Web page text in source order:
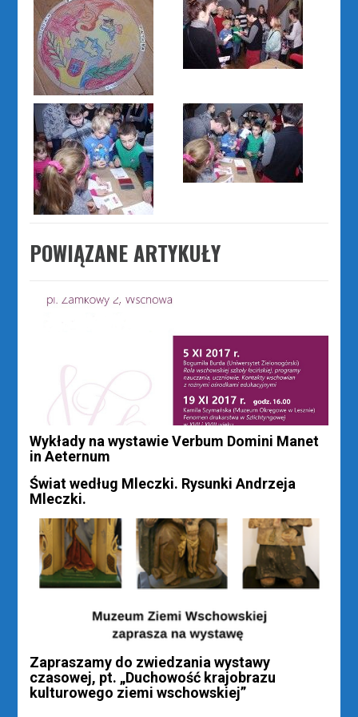
POWIĄZANE ARTYKUŁY
Wykłady na wystawie Verbum Domini Manet
in Aeternum
Świat według Mleczki. Rysunki Andrzeja
Mleczki.
Zapraszamy do zwiedzania wystawy
czasowej, pt. „Duchowość krajobrazu
kulturowego ziemi wschowskiej”